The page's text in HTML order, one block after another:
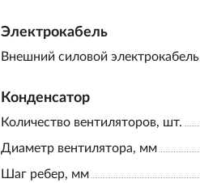
Электрокабель
Внешний силовой электрокабель
Конденсатор
Количество вентиляторов, шт.
Диаметр вентилятора, мм
Шаг ребер, мм